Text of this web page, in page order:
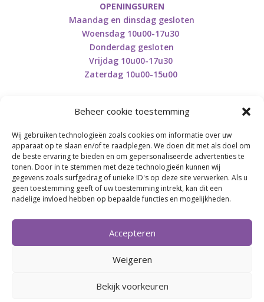
Beheer cookie toestemming
Wij gebruiken technologieën zoals cookies om informatie over uw
apparaat op te slaan en/of te raadplegen. We doen dit met als doel om
de beste ervaring te bieden en om gepersonaliseerde advertenties te
tonen. Door in te stemmen met deze technologieën kunnen wij
gegevens zoals surfgedrag of unieke ID's op deze site verwerken. Als u
geen toestemming geeft of uw toestemming intrekt, kan dit een
nadelige invloed hebben op bepaalde functies en mogelijkheden.
Accepteren
Weigeren
Bekijk voorkeuren
OPENINGSUREN
Maandag en dinsdag gesloten
Woensdag 10u00-17u30
Donderdag gesloten
Vrijdag 10u00-17u30
Zaterdag 10u00-15u00
Retourneren en herroepen
BE0746.853.082
BREI- EN HAAK-ATELJEE
Momenteel on hold wegens medische reden.
Heropstart september.